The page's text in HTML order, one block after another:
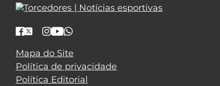
Mapa do Site
Política de privacidade
Política Editorial